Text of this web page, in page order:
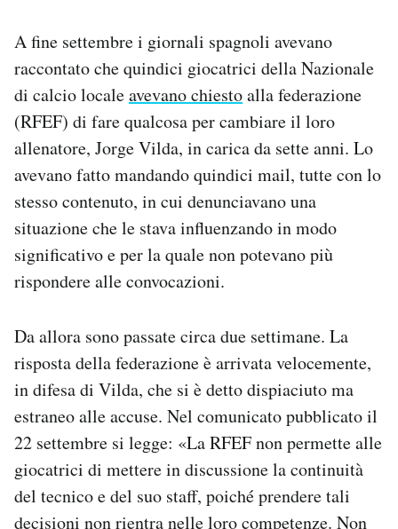
AREA PERSONALE
Area Personale
Newsletter
Notifiche mobile
Regala il Post
Hai bisogno di aiuto?
Esci
A fine settembre i giornali spagnoli avevano
raccontato che quindici giocatrici della Nazionale
di calcio localeavevano chiestoalla federazione
(RFEF) di fare qualcosa per cambiare il loro
allenatore, Jorge Vilda, in carica da sette anni. Lo
avevano fatto mandando quindici mail, tutte con lo
stesso contenuto, in cui denunciavano una
situazione che le stava influenzando in modo
significativo e per la quale non potevano più
rispondere alle convocazioni.
Da allora sono passate circa due settimane. La
risposta della federazione è arrivata velocemente,
in difesa di Vilda, che si è detto dispiaciuto ma
estraneo alle accuse. Nel comunicato pubblicato il
22 settembre si legge: «La RFEF non permette alle
giocatrici di mettere in discussione la continuità
del tecnico e del suo staff, poiché prendere tali
decisioni non rientra nelle loro competenze. Non